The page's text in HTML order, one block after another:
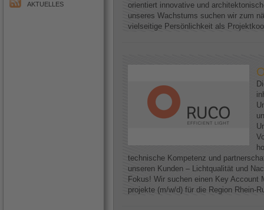
AKTUELLES
orientiert innovative und
unseres Wachstums suchen wir zum
vielseitige Persönlichkeit als
technische Kompetenz und
unseren Kunden – Lichtqualität und
Fokus! Wir suchen einen Key Account
projekte (m/w/d) für die Region Rhein-